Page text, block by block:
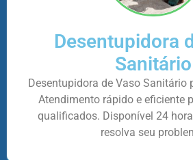
Desentupidora
Sanitário
Desentupidora de Vaso Sanitário
Atendimento rápido e eficiente
qualificados. Disponível 24
resolva seu